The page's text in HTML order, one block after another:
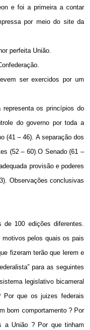
e foi a primeira a contar
por meio do site da
perfeita União.
ser exercidos por um
os princípios do
do governo por toda a
(41 – 46). A separação dos
(52 – 60).O Senado (61 –
provisão e poderes
Observações conclusivas
100 edições diferentes.
motivos pelos quais os pais
fizeram terão que lerem e
para as seguintes
legislativo bicameral
Por que os juizes federais
bom comportamento ? Por
a União ? Por que tinham